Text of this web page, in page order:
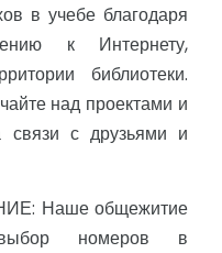
в учебе благодаря
к Интернету,
библиотеки.
над проектами и
связи с друзьями и
Наше общежитие
номеров в